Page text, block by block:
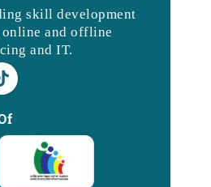
skill development
and offline
and IT.